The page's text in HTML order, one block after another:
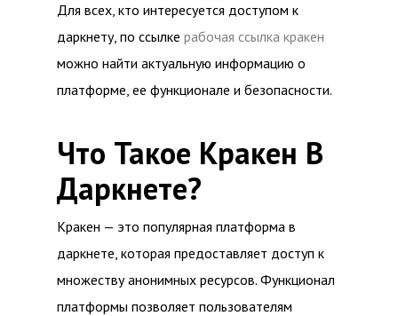
Для всех, кто интересуется доступом к
даркнету, по ссылке рабочая ссылка кракен
можно найти актуальную информацию о
платформе, ее функционале и безопасности.
Что Такое Кракен В
Даркнете?
Кракен — это популярная платформа в
даркнете, которая предоставляет доступ к
множеству анонимных ресурсов. Функционал
платформы позволяет пользователям